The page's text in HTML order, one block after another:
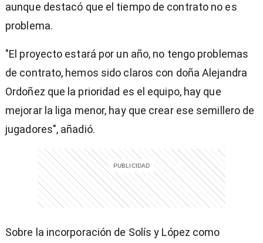
aunque destacó que el tiempo de contrato no es
problema.
"El proyecto estará por un año, no tengo problemas
de contrato, hemos sido claros con doña Alejandra
Ordoñez que la prioridad es el equipo, hay que
mejorar la liga menor, hay que crear ese semillero de
jugadores", añadió.
Sobre la incorporación de Solís y López como